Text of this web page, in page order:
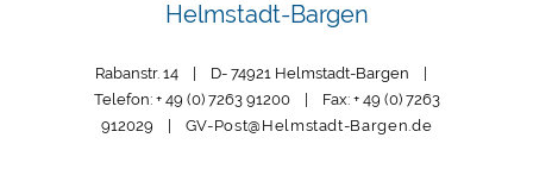
Helmstadt-Bargen
Rabanstr. 14 | D- 74921 Helmstadt-Bargen |
Telefon: + 49 (0) 7263 91200 | Fax: + 49 (0) 7263
912029 | GV-Post@Helmstadt-Bargen.de